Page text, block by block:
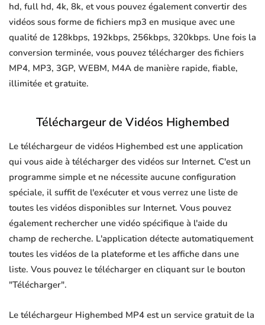
hd, full hd, 4k, 8k, et vous pouvez également convertir des
vidéos sous forme de fichiers mp3 en musique avec une
qualité de 128kbps, 192kbps, 256kbps, 320kbps. Une fois la
conversion terminée, vous pouvez télécharger des fichiers
MP4, MP3, 3GP, WEBM, M4A de manière rapide, fiable,
illimitée et gratuite.
Téléchargeur de Vidéos Highembed
Le téléchargeur de vidéos Highembed est une application
qui vous aide à télécharger des vidéos sur Internet. C'est un
programme simple et ne nécessite aucune configuration
spéciale, il suffit de l'exécuter et vous verrez une liste de
toutes les vidéos disponibles sur Internet. Vous pouvez
également rechercher une vidéo spécifique à l'aide du
champ de recherche. L'application détecte automatiquement
toutes les vidéos de la plateforme et les affiche dans une
liste. Vous pouvez le télécharger en cliquant sur le bouton
"Télécharger".
Le téléchargeur Highembed MP4 est un service gratuit de la